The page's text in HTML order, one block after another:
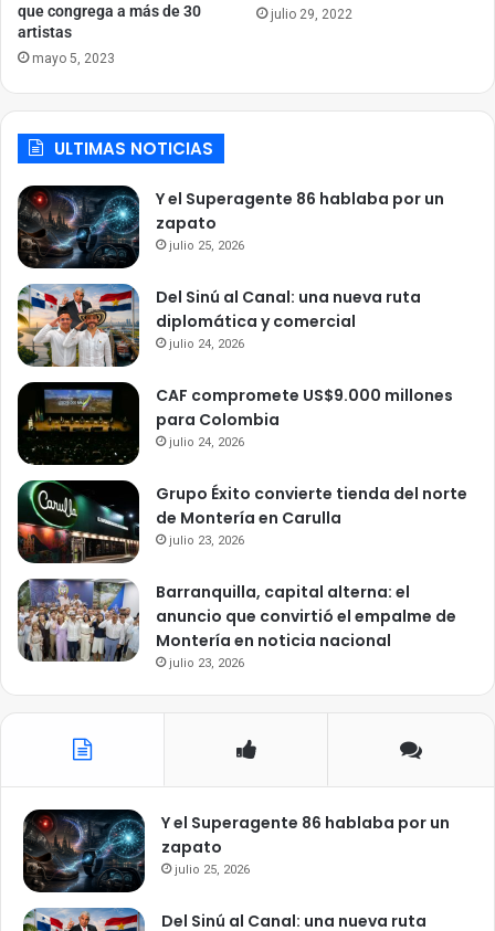
que congrega a más de 30
artistas
mayo 5, 2023
julio 29, 2022
ULTIMAS NOTICIAS
Y el Superagente 86 hablaba por un
zapato
julio 25, 2026
Del Sinú al Canal: una nueva ruta
diplomática y comercial
julio 24, 2026
CAF compromete US$9.000 millones
para Colombia
julio 24, 2026
Grupo Éxito convierte tienda del norte
de Montería en Carulla
julio 23, 2026
Barranquilla, capital alterna: el
anuncio que convirtió el empalme de
Montería en noticia nacional
julio 23, 2026
Y el Superagente 86 hablaba por un
zapato
julio 25, 2026
Del Sinú al Canal: una nueva ruta